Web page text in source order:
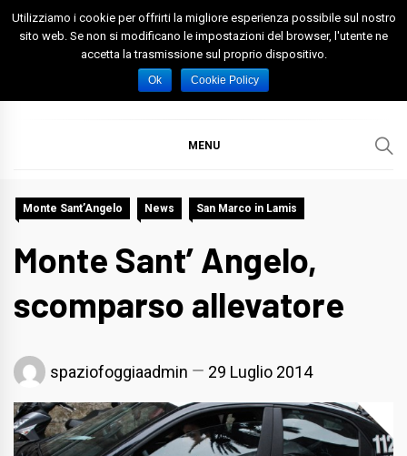
Skip
Spazio Foggia
Foggia News Calcio Eventi e Attività nella Capitanata
MENU
Monte Sant’Angelo News San Marco in Lamis
Monte Sant’ Angelo,
scomparso allevatore
spaziofoggiaadmin 29 Luglio 2014
Utilizziamo i cookie per offrirti la migliore esperienza possibile sul nostro
sito web. Se non si modificano le impostazioni del browser, l'utente ne
accetta la trasmissione sul proprio dispositivo.
Ok Cookie Policy